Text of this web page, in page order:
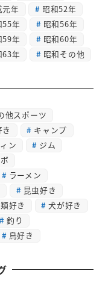
元年
昭和52年
55年
昭和56年
59年
昭和60年
63年 昭和その他
他スポーツ
キャンプ
ン
ジム
ラーメン
昆虫好き
好き
犬が好き
釣り
鳥好き